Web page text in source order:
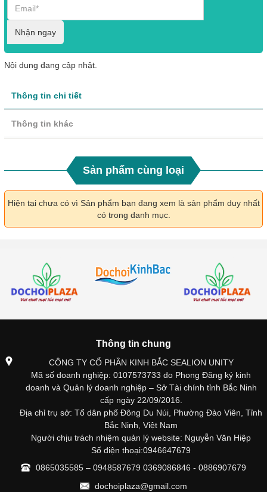
Nhận ngay
Nội dung đang cập nhật.
Thông tin chi tiết
Thông tin khác
Sản phẩm cùng loại
Hiện tại chưa có vì Sản phẩm bạn đang xem là sản phẩm duy nhất
có trong danh mục.
Thông tin chung
CÔNG TY CỔ PHẦN KINH BẮC SEALION UNITY
Mã số doanh nghiệp: 0107573733 do Phong Đăng ký kinh
doanh và Quản lý doanh nghiệp – Sở Tài chính tỉnh Bắc Ninh
cấp ngày 22/09/2016.
Địa chỉ trụ sở: Tổ dân phố Đông Du Núi, Phường Đào Viên, Tỉnh
Bắc Ninh, Việt Nam
Người chịu trách nhiệm quản lý website: Nguyễn Văn Hiệp
Số điện thoại:0946647679
0865035585 – 0948587679 0369086846 - 0886907679
dochoiplaza@gmail.com